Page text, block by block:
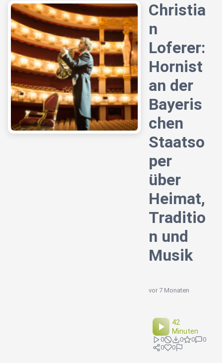
Christia
n
Loferer:
Hornist
an der
Bayeris
chen
Staatso
per
über
Heimat,
Traditio
n und
Musik
vor 7 Monaten
42
Minuten
0 0 0
0
0
0